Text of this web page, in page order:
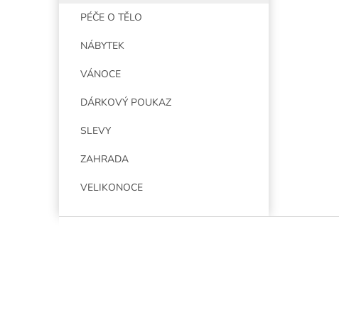
PÉČE O TĚLO
NÁBYTEK
VÁNOCE
DÁRKOVÝ POUKAZ
SLEVY
ZAHRADA
VELIKONOCE